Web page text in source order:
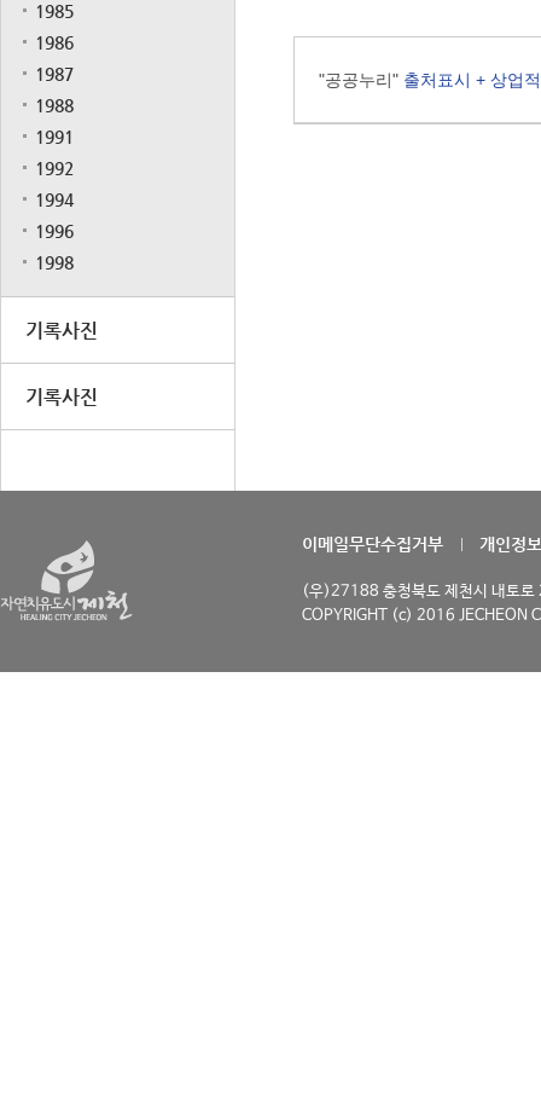
1985
1986
1987
1988
1991
1992
1994
1996
1998
기록사진
기록사진
"공공누리" 출처표시 + 상업
이메일무단수집거부 개인정
(우)27188 충청북도 제천시 내토
COPYRIGHT (c) 2016 JECHEON